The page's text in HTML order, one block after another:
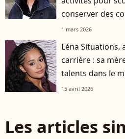
conserver des
1 mars 2026
Léna Situations,
carrière : sa
talents dans le
15 avril 2026
Les articles